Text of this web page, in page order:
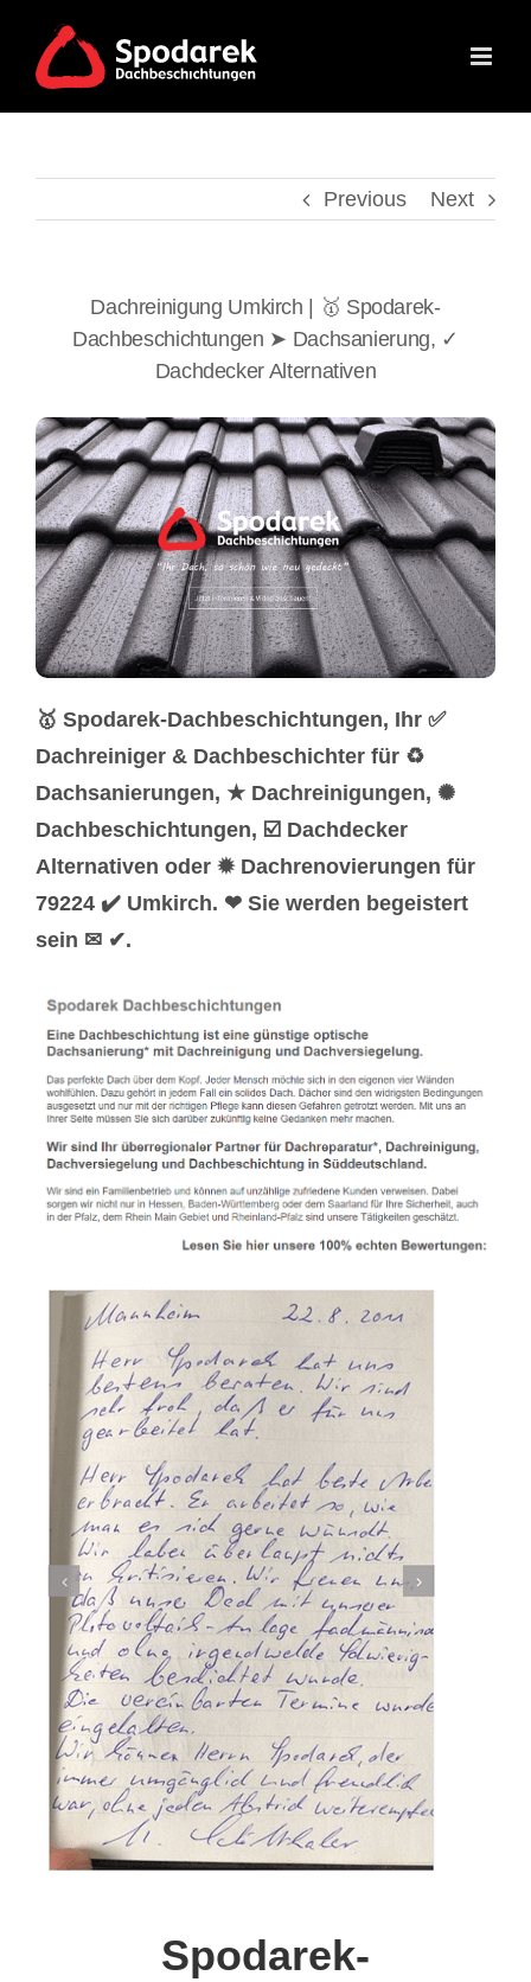
content
Previous Next
Dachreinigung Umkirch | 🥇 Spodarek-
Dachbeschichtungen ➤ Dachsanierung, ✓
Dachdecker Alternativen
🥇 Spodarek-Dachbeschichtungen, Ihr ✅
Dachreiniger & Dachbeschichter für ♻
Dachsanierungen, ★ Dachreinigungen, ✺
Dachbeschichtungen, ☑️ Dachdecker
Alternativen oder ✹ Dachrenovierungen für
79224 ✔️ Umkirch. ❤ Sie werden begeistert
sein ✉ ✔.
Spodarek-